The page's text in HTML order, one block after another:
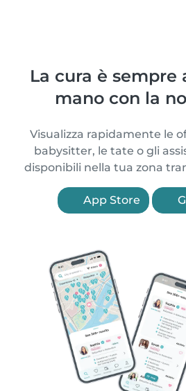
La cura è sempre
mano con la
Visualizza rapidamente le
babysitter, le tate o gli
disponibili nella tua zona
App Store